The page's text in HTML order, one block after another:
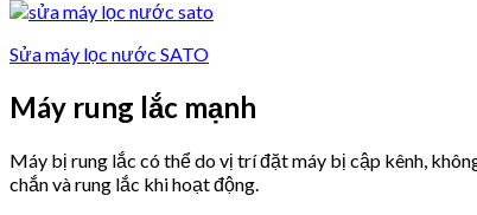
Sửa máy lọc nước SATO
Máy rung lắc mạnh
Máy bị rung lắc có thể do vị trí đặt máy bị cập kênh,
chắn và rung lắc khi hoạt động.